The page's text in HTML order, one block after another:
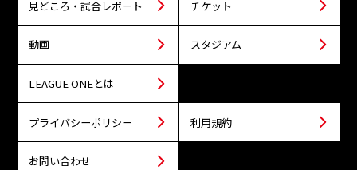
見どころ・試合レポート チケット
動画 スタジアム
LEAGUE ONEとは
プライバシーポリシー 利用規約
お問い合わせ